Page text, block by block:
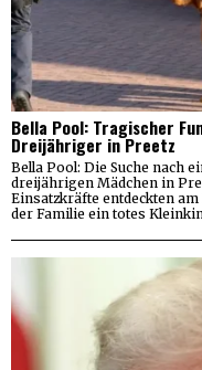
Bella Pool: Tragischer
Dreijähriger in Preetz
Bella Pool: Die Suche nach
dreijährigen Mädchen in
Einsatzkräfte entdeckten
der Familie ein totes